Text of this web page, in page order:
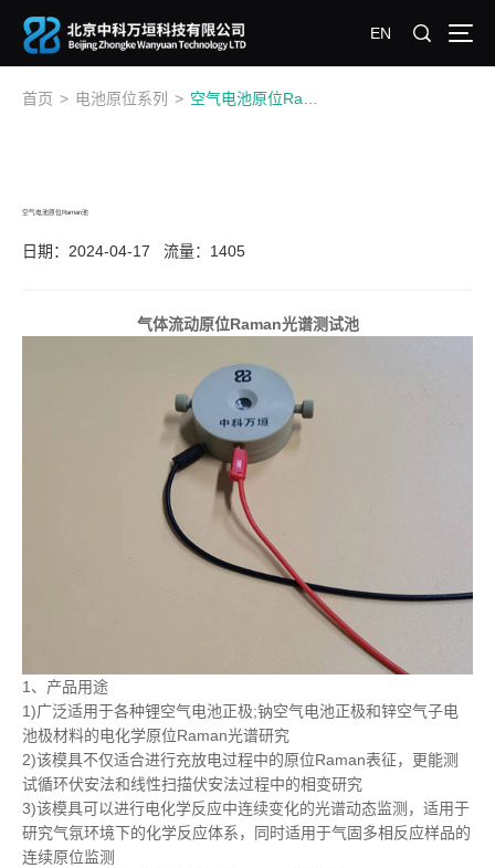
EN
首页 > 电池原位系列 >
空气电池原位Raman池
日期：2024-04-17 流量：1405
气体流动原位Raman光谱测试池
1、产品用途
1)广泛适用于各种锂空气电池正极;钠空气电池正极和锌空气子电
池极材料的电化学原位Raman光谱研究
2)该模具不仅适合进行充放电过程中的原位Raman表征，更能测
试循环伏安法和线性扫描伏安法过程中的相变研究
3)该模具可以进行电化学反应中连续变化的光谱动态监测，适用于
研究气氛环境下的化学反应体系，同时适用于气固多相反应样品的
连续原位监测